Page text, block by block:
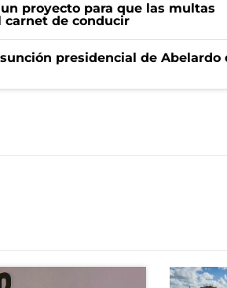
proyecto para que las multas
carnet de conducir
presidencial de Abelardo